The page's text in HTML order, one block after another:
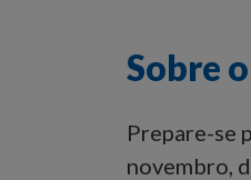
Sobre
Prepare-se
novembro,